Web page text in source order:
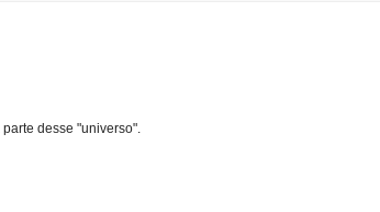
desse "universo".